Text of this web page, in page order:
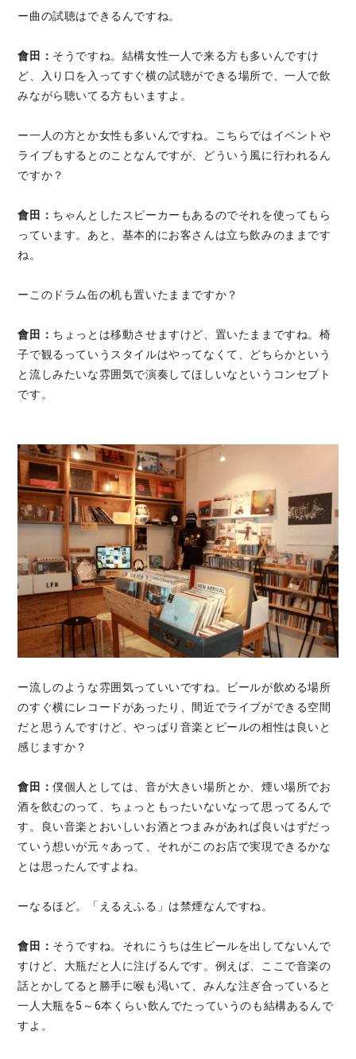
ー曲の試聴はできるんですね。
會田： そうですね。結構女性一人で来る方も多いんですけ
ど、入り口を入ってすぐ横の試聴ができる場所で、一人で飲
みながら聴いてる方もいますよ。
ー一人の方とか女性も多いんですね。こちらではイベントや
ライブもするとのことなんですが、どういう風に行われるん
ですか？
會田： ちゃんとしたスピーカーもあるのでそれを使ってもら
っています。あと、基本的にお客さんは立ち飲みのままです
ね。
ーこのドラム缶の机も置いたままですか？
會田： ちょっとは移動させますけど、置いたままですね。椅
子で観るっていうスタイルはやってなくて、どちらかという
と流しみたいな雰囲気で演奏してほしいなというコンセプト
です。
ー流しのような雰囲気っていいですね。ビールが飲める場所
のすぐ横にレコードがあったり、間近でライブができる空間
だと思うんですけど、やっぱり音楽とビールの相性は良いと
感じますか？
會田：僕個人としては、音が大きい場所とか、煙い場所でお
酒を飲むのって、ちょっともったいないなって思ってるんで
す。良い音楽とおいしいお酒とつまみがあれば良いはずだっ
ていう想いが元々あって、それがこのお店で実現できるかな
とは思ったんですよね。
ーなるほど。「えるえふる」は禁煙なんですね。
會田： そうですね。それにうちは生ビールを出してないんで
すけど、大瓶だと人に注げるんです。例えば、ここで音楽の
話とかしてると勝手に喉も渇いて、みんな注ぎ合っていると
一人大瓶を5～6本くらい飲んでたっていうのも結構あるんで
すよ。